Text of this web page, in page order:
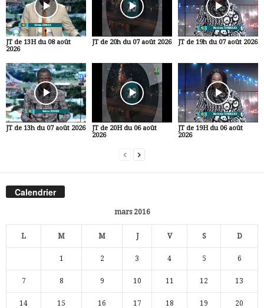
JT de 13H du 08 août
2026
JT de 20h du 07 août 2026 JT de 19h du 07 août 2026
JT de 13h du 07 août 2026
JT de 20H du 06 août
2026
JT de 19H du 06 août
2026
Calendrier
mars 2016
L M M J V S D
1 2 3 4 5 6
7 8 9 10 11 12 13
14 15 16 17 18 19 20